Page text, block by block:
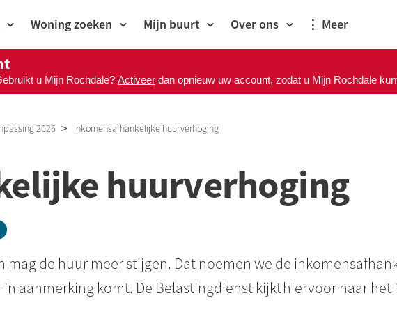
Woning zoeken Mijn buurt Over ons Meer
u Mijn Rochdale? Activeer dan opnieuw uw account, zodat u Mijn Rochdale
2026 Inkomensafhankelijke huurverhoging
huurverhoging
de huur meer stijgen. Dat noemen we de
aanmerking komt. De Belastingdienst kijkt hiervoor naar het